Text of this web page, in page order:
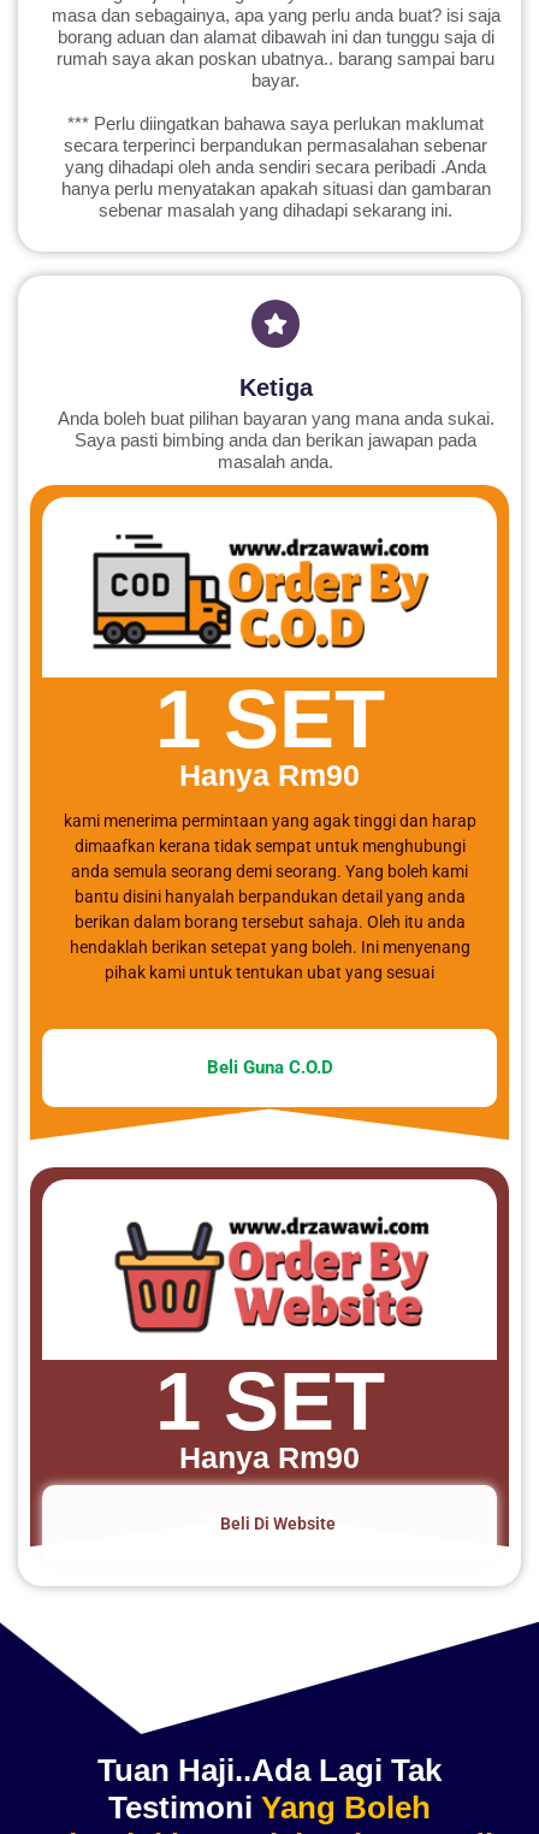
masa dan sebagainya, apa yang perlu anda buat? isi saja
borang aduan dan alamat dibawah ini dan tunggu saja di
rumah saya akan poskan ubatnya.. barang sampai baru
bayar.
*** Perlu diingatkan bahawa saya perlukan maklumat
secara terperinci berpandukan permasalahan sebenar
yang dihadapi oleh anda sendiri secara peribadi .Anda
hanya perlu menyatakan apakah situasi dan gambaran
sebenar masalah yang dihadapi sekarang ini.
Ketiga
Anda boleh buat pilihan bayaran yang mana anda sukai.
Saya pasti bimbing anda dan berikan jawapan pada
masalah anda.
1 SET
Hanya Rm90
kami menerima permintaan yang agak tinggi dan harap
dimaafkan kerana tidak sempat untuk menghubungi
anda semula seorang demi seorang. Yang boleh kami
bantu disini hanyalah berpandukan detail yang anda
berikan dalam borang tersebut sahaja. Oleh itu anda
hendaklah berikan setepat yang boleh. Ini menyenang
pihak kami untuk tentukan ubat yang sesuai
Beli Guna C.O.D
1 SET
Hanya Rm90
Beli Di Website
Tuan Haji..ada Lagi Tak
Testimoni Yang Boleh